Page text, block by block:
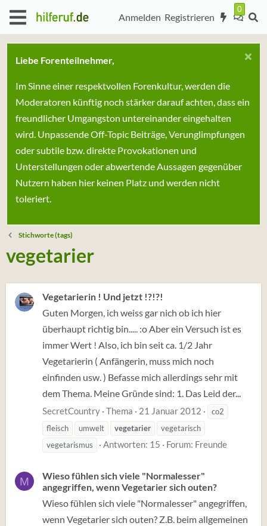
Anmelden Registrieren
Liebe Forenteilnehmer,
Im Sinne einer respektvollen Forenkultur, werden die
Moderatoren künftig noch stärker darauf achten, dass ein
freundlicher Umgangston untereinander eingehalten
wird. Unpassende Off-Topic Beiträge, Verunglimpfungen
oder subtile bzw. direkte Provokationen und
Unterstellungen oder abwertende Aussagen gegenüber
Nutzern haben hier keinen Platz und werden nicht
toleriert.
Stichworte (tags)
vegetarier
Vegetarierin ! Und jetzt !?!?!
Guten Morgen, ich weiss gar nich ob ich hier
überhaupt richtig bin..... :o Aber ein Versuch ist es
immer Wert ! Also, ich bin seit ca. 1/2 Jahr
Vegetarierin ( Anfängerin, muss mich noch
einfinden usw. ) Befasse mich allerdings sehr mit
dem Thema. Meine Gründe sind: 1. Das Leid der...
SecretCountry Thema 21 Januar 2012
co2
fleisch
umwelt vegetarier
vegetarisch
vegetarismus
Antworten: 15 Forum: Freunde
M
Wieso fühlen sich viele "Normalesser"
angegriffen, wenn Vegetarier sich outen?
Wieso fühlen sich viele "Normalesser" angegriffen,
wenn Vegetarier sich outen? Z.B. beim allgemeinen